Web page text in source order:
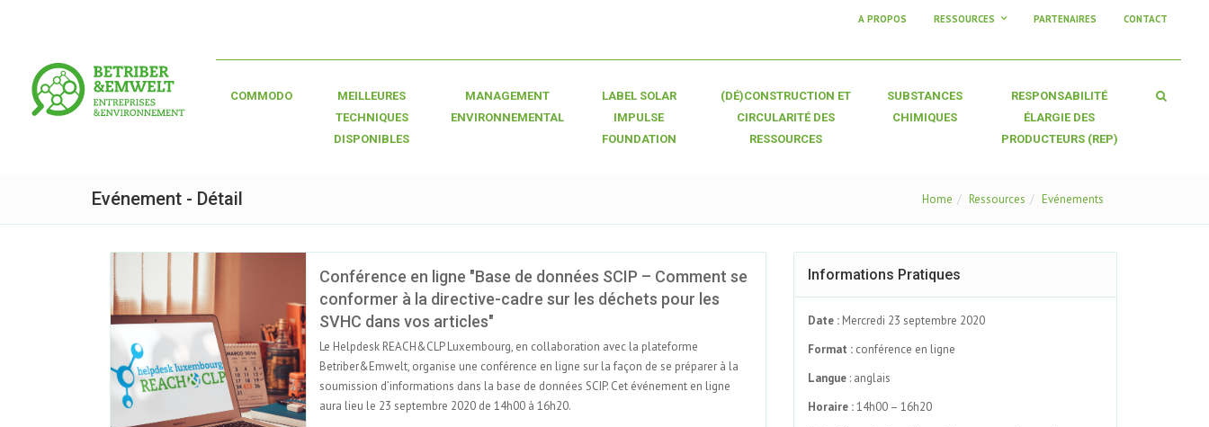
A PROPOS RESSOURCES PARTENAIRES CONTACT
COMMODO
MEILLEURES
TECHNIQUES
DISPONIBLES
MANAGEMENT
ENVIRONNEMENTAL
LABEL SOLAR
IMPULSE
FOUNDATION
(DÉ)CONSTRUCTION ET
CIRCULARITÉ DES
RESSOURCES
SUBSTANCES
CHIMIQUES
RESPONSABILITÉ
ÉLARGIE DES
PRODUCTEURS (REP)
Evénement - Détail Home Ressources Evénements
Conférence en ligne "Base de données SCIP – Comment se
conformer à la directive-cadre sur les déchets pour les
SVHC dans vos articles"
Le Helpdesk REACH&CLP Luxembourg, en collaboration avec la plateforme
Betriber&Emwelt, organise une conférence en ligne sur la façon de se préparer à la
soumission d’informations dans la base de données SCIP. Cet événement en ligne
aura lieu le 23 septembre 2020 de 14h00 à 16h20.
Informations Pratiques
Date : Mercredi 23 septembre 2020
Format : conférence en ligne
Langue : anglais
Horaire :14h00 – 16h20